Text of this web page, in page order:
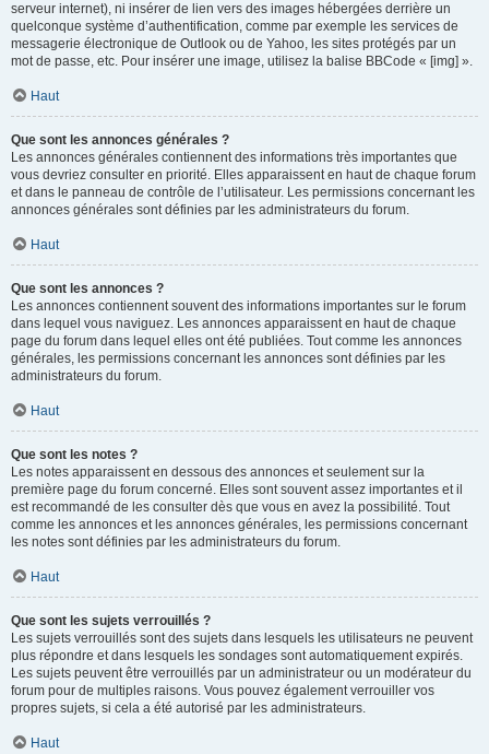
serveur internet), ni insérer de lien vers des images hébergées derrière un
quelconque système d’authentification, comme par exemple les services de
messagerie électronique de Outlook ou de Yahoo, les sites protégés par un
mot de passe, etc. Pour insérer une image, utilisez la balise BBCode « [img] ».
Haut
Que sont les annonces générales ?
Les annonces générales contiennent des informations très importantes que
vous devriez consulter en priorité. Elles apparaissent en haut de chaque forum
et dans le panneau de contrôle de l’utilisateur. Les permissions concernant les
annonces générales sont définies par les administrateurs du forum.
Haut
Que sont les annonces ?
Les annonces contiennent souvent des informations importantes sur le forum
dans lequel vous naviguez. Les annonces apparaissent en haut de chaque
page du forum dans lequel elles ont été publiées. Tout comme les annonces
générales, les permissions concernant les annonces sont définies par les
administrateurs du forum.
Haut
Que sont les notes ?
Les notes apparaissent en dessous des annonces et seulement sur la
première page du forum concerné. Elles sont souvent assez importantes et il
est recommandé de les consulter dès que vous en avez la possibilité. Tout
comme les annonces et les annonces générales, les permissions concernant
les notes sont définies par les administrateurs du forum.
Haut
Que sont les sujets verrouillés ?
Les sujets verrouillés sont des sujets dans lesquels les utilisateurs ne peuvent
plus répondre et dans lesquels les sondages sont automatiquement expirés.
Les sujets peuvent être verrouillés par un administrateur ou un modérateur du
forum pour de multiples raisons. Vous pouvez également verrouiller vos
propres sujets, si cela a été autorisé par les administrateurs.
Haut